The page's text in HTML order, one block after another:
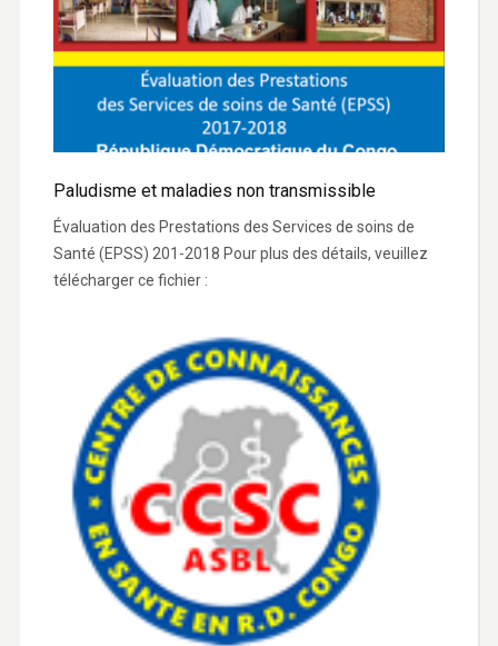
Paludisme et maladies non transmissible
Évaluation des Prestations des Services de soins de
Santé (EPSS) 201-2018 Pour plus des détails, veuillez
télécharger ce fichier :